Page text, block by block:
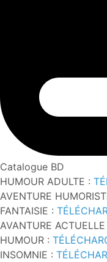
Catalogue BD
HUMOUR ADULTE :
AVENTURE
FANTAISIE :
AVANTURE ACTUELLE
HUMOUR :
INSOMNIE :